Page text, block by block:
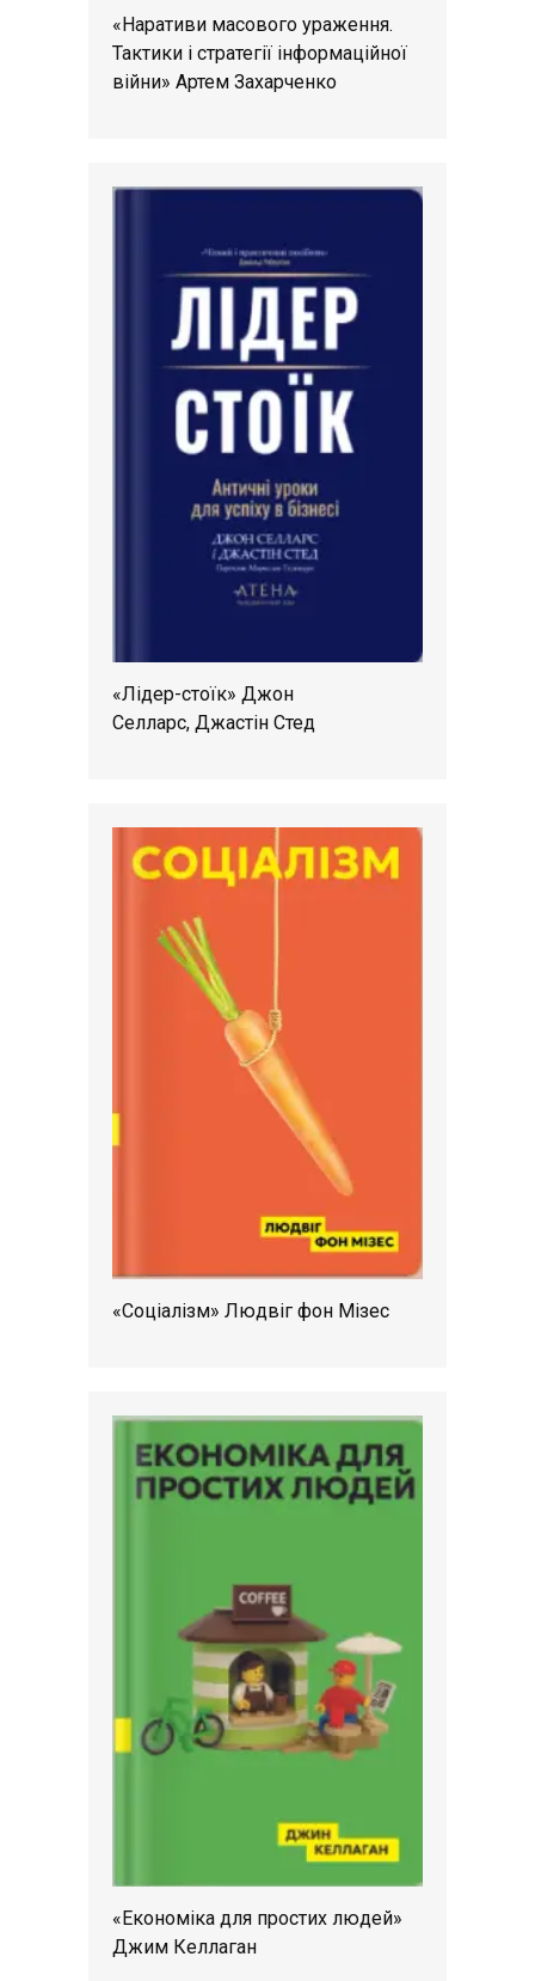
«Наративи масового ураження.
Тактики і стратегії інформаційної
війни» Артем Захарченко
«Лідер-стоїк» Джон
Селларс, Джастін Стед
«Соціалізм» Людвіг фон Мізес
«Економіка для простих людей»
Джим Келлаган